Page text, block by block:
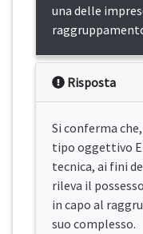
una delle
Risposta
Si conferma
tipo oggettivo E
tecnica, ai fini
rileva il
in capo al
suo complesso.